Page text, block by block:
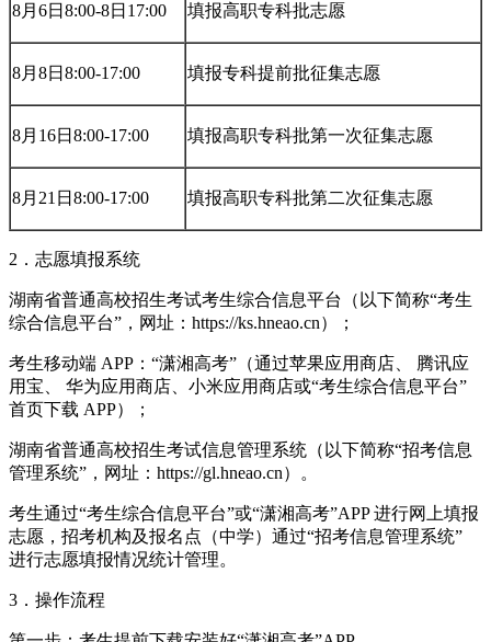
8月6日8:00-8日17:00 填报高职专科批志愿
8月8日8:00-17:00 填报专科提前批征集志愿
8月16日8:00-17:00 填报高职专科批第一次征集志愿
8月21日8:00-17:00 填报高职专科批第二次征集志愿
2．志愿填报系统
湖南省普通高校招生考试考生综合信息平台（以下简称“考生
综合信息平台”，网址：https://ks.hneao.cn）；
考生移动端 APP：“潇湘高考”（通过苹果应用商店、 腾讯应
用宝、 华为应用商店、小米应用商店或“考生综合信息平台”
首页下载 APP）；
湖南省普通高校招生考试信息管理系统（以下简称“招考信息
管理系统”，网址：https://gl.hneao.cn）。
考生通过“考生综合信息平台”或“潇湘高考”APP 进行网上填报
志愿，招考机构及报名点（中学）通过“招考信息管理系统”
进行志愿填报情况统计管理。
3．操作流程